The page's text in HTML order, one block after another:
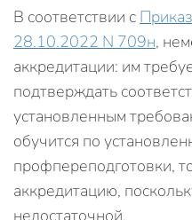
В соответствии с
28.10.2022 N 709н,
аккредитации: им
подтверждать
установленным
обучится по
профпереподготовки,
аккредитацию,
недостаточной.